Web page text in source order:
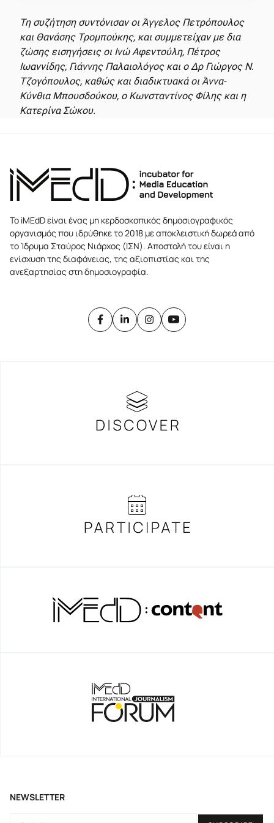
Τη συζήτηση συντόνισαν οι Άγγελος Πετρόπουλος
και Θανάσης Τρομπούκης, και συμμετείχαν με δια
ζώσης εισηγήσεις οι Ινώ Αφεντούλη, Πέτρος
Ιωαννίδης, Γιάννης Παλαιολόγος και ο Δρ Γιώργος Ν.
Τζογόπουλος, καθώς και διαδικτυακά οι Άννα-
Κύνθια Μπουσδούκου, ο Κωνσταντίνος Φίλης και η
Κατερίνα Σώκου.
Το iMEdD είναι ένας μη κερδοσκοπικός δημοσιογραφικός
οργανισμός που ιδρύθηκε το 2018 με αποκλειστική δωρεά από
το Ίδρυμα Σταύρος Νιάρχος (ΙΣΝ). Αποστολή του είναι η
ενίσχυση της διαφάνειας, της αξιοπιστίας και της
ανεξαρτησίας στη δημοσιογραφία.
NEWSLETTER